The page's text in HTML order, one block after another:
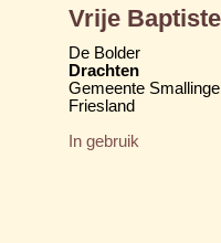
Vrije
De Bolder
Drachten
Gemeente
Friesland
In gebruik